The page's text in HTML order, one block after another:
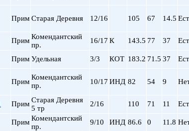
Парк Победы
Петроградская
пл. Ал. Невского
пл. Ленина
Политехническая
пр. Большевиков
Прим Старая Деревня 12/16 105 67 14.5
Прим Комендантский
пр.
16/17 К 143.5 77 37
Прим Удельная 3/3 КОТ 183.2 71.5 37
Прим
Комендантский
пр.
10/17 ИНД 82 54 9
Прим Старая Деревня
5 тр
2/16 110 71 11
Прим Комендантский
пр.
9/10 ИНД 86.6 0 11.8